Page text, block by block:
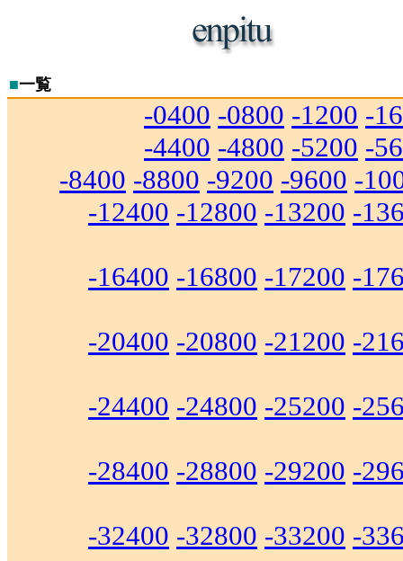
■一覧
-0400 -0800 -1200 -
-4400 -4800 -5200 -
-8400 -8800 -9200 -9600 -
-12400 -12800 -13200 -
-16400 -16800 -17200 -
-20400 -20800 -21200 -
-24400 -24800 -25200 -
-28400 -28800 -29200 -
-32400 -32800 -33200 -